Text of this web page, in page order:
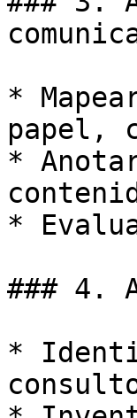
*
papel,
*
*
### 4.
*